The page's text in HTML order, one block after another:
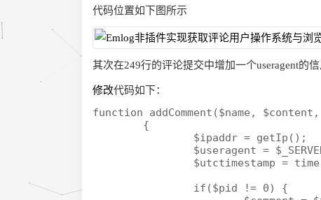
代码位置如下图所示
其次在249行的评论提交中增加一个useragent的信
修改代码如下：
function addComment($name,